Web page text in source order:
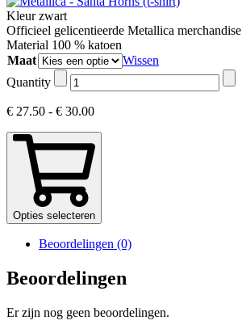
Kleur zwart
Officieel gelicentieerde Metallica merchandise
Material 100 % katoen
Maat
Wissen
Quantity
€ 27.50 - € 30.00Prijsklasse:
€ 30.00
Opties selecteren
Beoordelingen (0)
Beoordelingen
Er zijn nog geen beoordelingen.